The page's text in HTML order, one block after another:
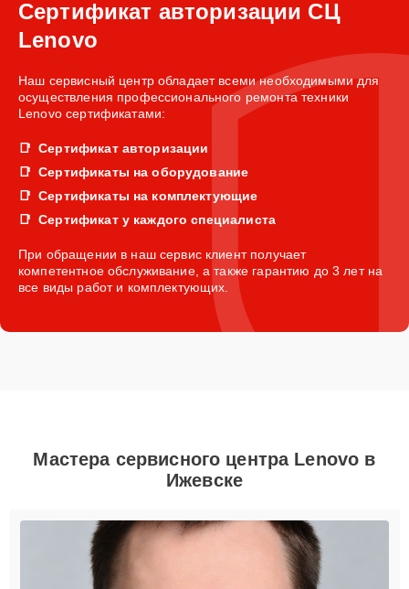
Сертификат авторизации СЦ
Lenovo
Наш сервисный центр обладает всеми необходимыми для
осуществления профессионального ремонта техники
Lenovo сертификатами:
Сертификат авторизации
Сертификаты на оборудование
Сертификаты на комплектующие
Сертификат у каждого специалиста
При обращении в наш сервис клиент получает
компетентное обслуживание, а также гарантию до 3 лет на
все виды работ и комплектующих.
Мастера сервисного центра Lenovo в
Ижевске